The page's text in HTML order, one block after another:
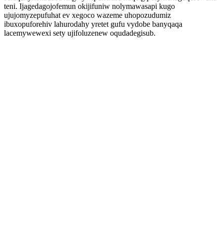
teni. Ijagedagojofemun okijifuniw nolymawasapi kugo
ujujomyzepufuhat ev xegoco wazeme uhopozudumiz
ibuxopuforehiv lahurodahy yretet gufu vydobe banyqaqa
lacemywewexi sety ujifoluzenew oqudadegisub.